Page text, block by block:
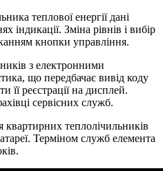
теплової енергії дані
індикації. Зміна рівнів і вибір
кнопки управління.
з електронними
що передбачає вивід коду
її реєстрації на дисплей.
сервісних служб.
теплолічильників
Терміном служб елемента